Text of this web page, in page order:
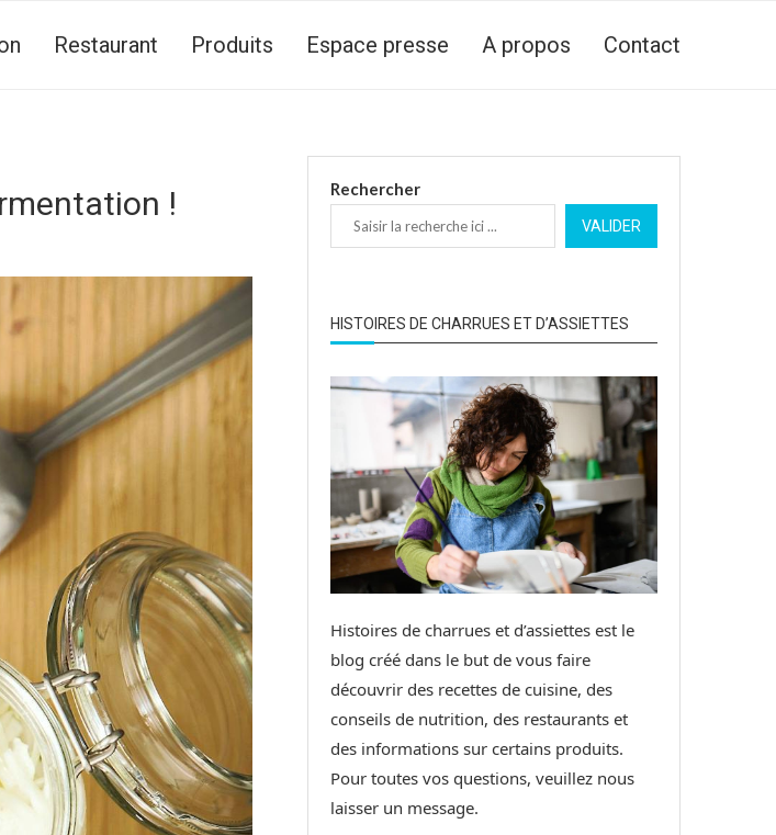
Restaurant Produits Espace presse A propos Contact
! Rechercher
VALIDER
HISTOIRES DE CHARRUES ET D’ASSIETTES
Histoires de charrues et d’assiettes est le
blog créé dans le but de vous faire
découvrir des recettes de cuisine, des
conseils de nutrition, des restaurants et
des informations sur certains produits.
Pour toutes vos questions, veuillez nous
laisser un message.